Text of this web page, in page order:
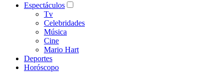
Espectáculos
Tv
Celebridades
Música
Cine
Mario Hart
Deportes
Horóscopo